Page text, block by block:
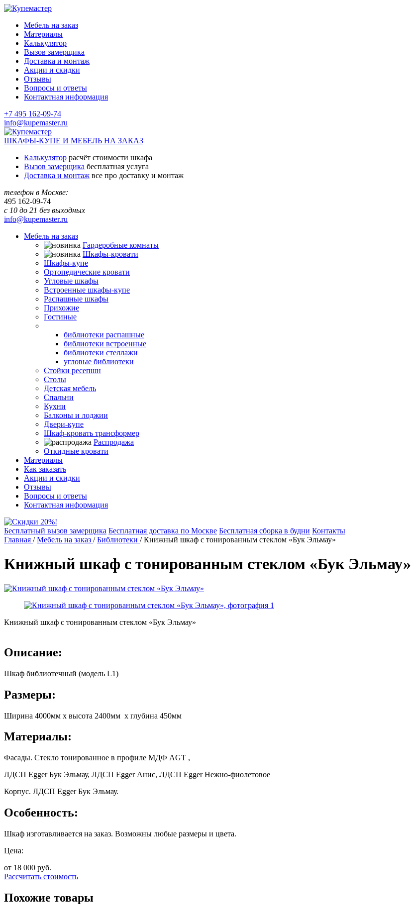
Мебель на заказ
Материалы
Калькулятор
Вызов замерщика
Доставка и монтаж
Акции и скидки
Отзывы
Вопросы и ответы
Контактная информация
+7 495 162-09-74
info@kupemaster.ru
ШКАФЫ-КУПЕ И МЕБЕЛЬ НА ЗАКАЗ
Калькулятор расчёт стоимости шкафа
Вызов замерщика бесплатная услуга
Доставка и монтаж все про доставку и монтаж
телефон в Москве:
495 162-09-74
с 10 до 21 без выходных
info@kupemaster.ru
Мебель на заказ
Гардеробные комнаты
Шкафы-кровати
Шкафы-купе
Ортопедические кровати
Угловые шкафы
Встроенные шкафы-купе
Распашные шкафы
Прихожие
Гостиные
библиотеки распашные
библиотеки встроенные
библиотеки стеллажи
угловые библиотеки
Стойки ресепшн
Столы
Детская мебель
Спальни
Кухни
Балконы и лоджии
Двери-купе
Шкаф-кровать трансформер
Распродажа
Откидные кровати
Материалы
Как заказать
Акции и скидки
Отзывы
Вопросы и ответы
Контактная информация
Бесплатный вызов замерщика Бесплатная доставка по Москве Бесплатная сборка в будни Контакты
Главная /Мебель на заказ /Библиотеки /Книжный шкаф с тонированным стеклом «Бук Эльмау»
Книжный шкаф с тонированным стеклом «Бук Эльмау»
Книжный шкаф с тонированным стеклом «Бук Эльмау»
Описание:
Шкаф библиотечный (модель L1)
Размеры:
Ширина 4000мм х высота 2400мм х глубина 450мм
Материалы:
Фасады. Стекло тонированное в профиле МДФ AGT ,
ЛДСП Egger Бук Эльмау, ЛДСП Egger Анис, ЛДСП Egger Нежно-фиолетовое
Корпус. ЛДСП Egger Бук Эльмау.
Особенность:
Шкаф изготавливается на заказ. Возможны любые размеры и цвета.
Цена:
от 18 000 руб.
Рассчитать стоимость
Похожие товары